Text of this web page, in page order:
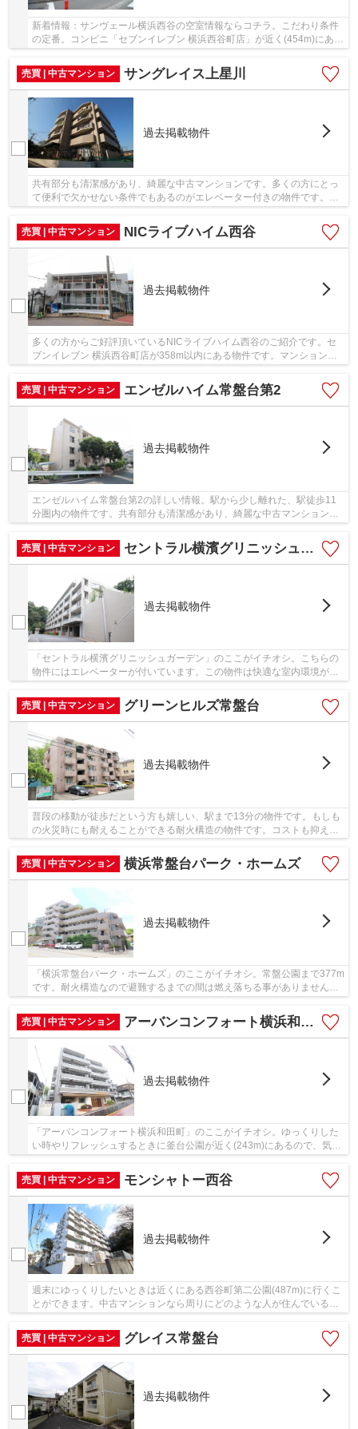
新着情報：サンヴェール横浜西谷の空室情報ならコチラ。こだわり条件
の定番。コンビニ「セブンイレブン 横浜西谷町店」が近く(454m)にあり
売買 | 中古マンション
サングレイス上星川
過去掲載物件
共有部分も清潔感があり、綺麗な中古マンションです。多くの方にとっ
て便利で欠かせない条件でもあるのがエレベーター付きの物件です。駅
売買 | 中古マンション
NICライブハイム西谷
過去掲載物件
多くの方からご好評頂いているNICライブハイム西谷のご紹介です。セ
ブンイレブン 横浜西谷町店が358m以内にある物件です。マンションに
売買 | 中古マンション
エンゼルハイム常盤台第2
過去掲載物件
エンゼルハイム常盤台第2の詳しい情報。駅から少し離れた、駅徒歩11
分圏内の物件です。共有部分も清潔感があり、綺麗な中古マンションで
売買 | 中古マンション
セントラル横濱グリニッシュガーデン
過去掲載物件
「セントラル横濱グリニッシュガーデン」のここがイチオシ。こちらの
物件にはエレベーターが付いています。この物件は快適な室内環境が魅
力の中古マンションとなっています。横浜市保...
売買 | 中古マンション
グリーンヒルズ常盤台
過去掲載物件
普段の移動が徒歩だという方も嬉しい、駅まで13分の物件です。もしも
の火災時にも耐えることができる耐火構造の物件です。コストも抑える
売買 | 中古マンション
横浜常盤台パーク・ホームズ
過去掲載物件
「横浜常盤台パーク・ホームズ」のここがイチオシ。常盤公園まで377m
です。耐火構造なので避難するまでの間は燃え落ちる事がありません。
売買 | 中古マンション
アーバンコンフォート横浜和田町
過去掲載物件
「アーバンコンフォート横浜和田町」のここがイチオシ。ゆっくりした
い時やリフレッシュするときに釜台公園が近く(243m)にあるので、気軽
売買 | 中古マンション
モンシャトー西谷
過去掲載物件
週末にゆっくりしたいときは近くにある西谷町第二公園(487m)に行くこ
とができます。中古マンションなら周りにどのような人が住んでいるか
売買 | 中古マンション
グレイス常盤台
過去掲載物件